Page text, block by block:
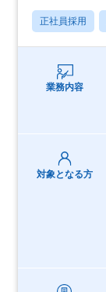
正社員採用
業務内容
対象となる方